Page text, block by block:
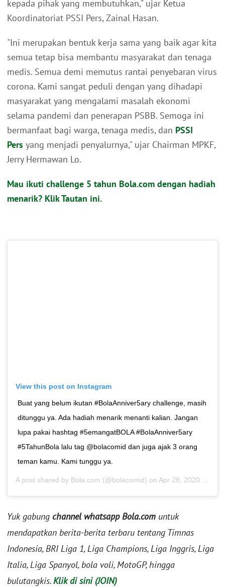
kepada pihak yang membutuhkan," ujar Ketua
Koordinatoriat PSSI Pers, Zainal Hasan.
"Ini merupakan bentuk kerja sama yang baik agar kita
semua tetap bisa membantu masyarakat dan tenaga
medis. Semua demi memutus rantai penyebaran virus
corona. Kami sangat peduli dengan yang dihadapi
masyarakat yang mengalami masalah ekonomi
selama pandemi dan penerapan PSBB. Semoga ini
bermanfaat bagi warga, tenaga medis, dan PSSI
Pers yang menjadi penyalurnya," ujar Chairman MPKF,
Jerry Hermawan Lo.
Mau ikuti challenge 5 tahun Bola.com dengan hadiah
menarik? Klik Tautan ini.
View this post on Instagram
Buat yang belum ikutan #BolaAnniver5ary challenge, masih
ditunggu ya. Ada hadiah menarik menanti kalian. Jangan
lupa pakai hashtag #5emangatBOLA #BolaAnniver5ary
#5TahunBola lalu tag @bolacomid dan juga ajak 3 orang
teman kamu. Kami tunggu ya.
A post shared by Bola.com (@bolacomid) on Apr 28, 2020 at 8:08pm PDT
Yuk gabung channel whatsapp Bola.com untuk
mendapatkan berita-berita terbaru tentang Timnas
Indonesia, BRI Liga 1, Liga Champions, Liga Inggris, Liga
Italia, Liga Spanyol, bola voli, MotoGP, hingga
bulutangkis.Klik di sini (JOIN)